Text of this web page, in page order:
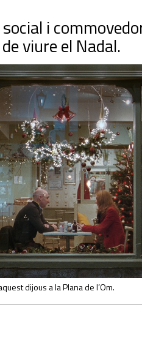
i
viure el Nadal.
dijous a la Plana de l’Om.